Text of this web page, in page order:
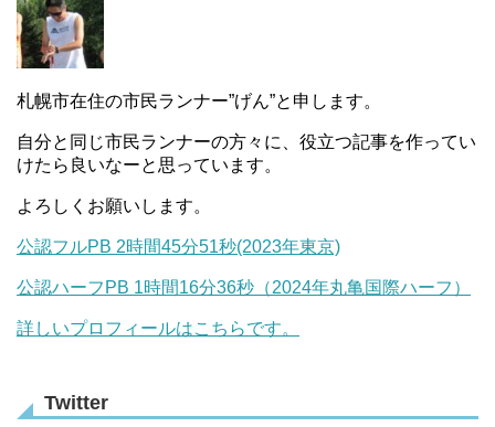
札幌市在住の市民ランナー”げん”と申します。
自分と同じ市民ランナーの方々に、役立つ記事を作ってい
けたら良いなーと思っています。
よろしくお願いします。
公認フルPB 2時間45分51秒(2023年東京)
公認ハーフPB 1時間16分36秒（2024年丸亀国際ハーフ）
詳しいプロフィールはこちらです。
Twitter